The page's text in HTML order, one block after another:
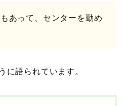
あって、センターを勤め
に語られています。